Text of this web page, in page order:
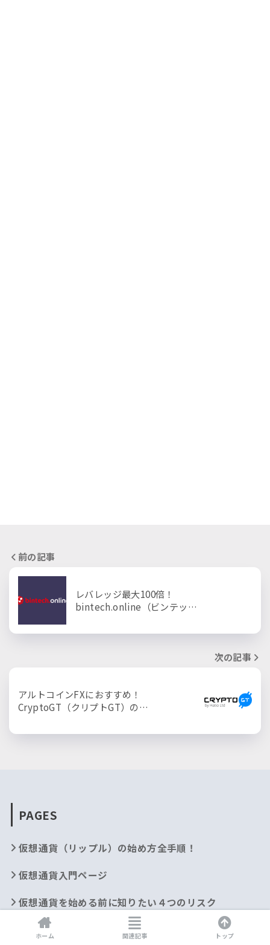
前の記事
レバレッジ最大100倍！
bintech.online（ビンテッ…
次の記事
アルトコインFXにおすすめ！
CryptoGT（クリプトGT）の…
PAGES
仮想通貨（リップル）の始め方全手順！
仮想通貨入門ページ
仮想通貨を始める前に知りたい４つのリスク
Zaiftipで仮想通貨をもらってみよう！
ホーム 関連記事 トップ